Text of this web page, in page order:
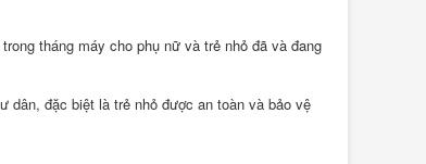
tháng máy cho phụ nữ và trẻ nhỏ đã và đang
dân, đặc biệt là trẻ nhỏ được an toàn và bảo vệ